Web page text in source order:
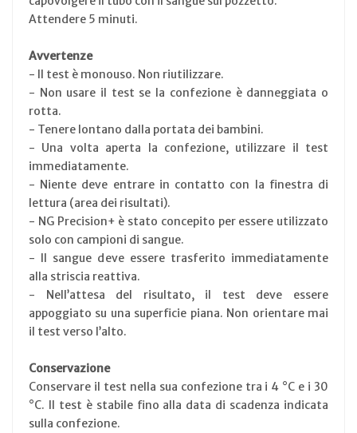
Attendere 5 minuti.
Avvertenze
- Il test è monouso. Non riutilizzare.
- Non usare il test se la confezione è danneggiata o
rotta.
- Tenere lontano dalla portata dei bambini.
- Una volta aperta la confezione, utilizzare il test
immediatamente.
- Niente deve entrare in contatto con la finestra di
lettura (area dei risultati).
- NG Precision+ è stato concepito per essere utilizzato
solo con campioni di sangue.
- Il sangue deve essere trasferito immediatamente
alla striscia reattiva.
- Nell’attesa del risultato, il test deve essere
appoggiato su una superficie piana. Non orientare mai
il test verso l’alto.
Conservazione
Conservare il test nella sua confezione tra i 4 °C e i 30
°C. Il test è stabile fino alla data di scadenza indicata
sulla confezione.